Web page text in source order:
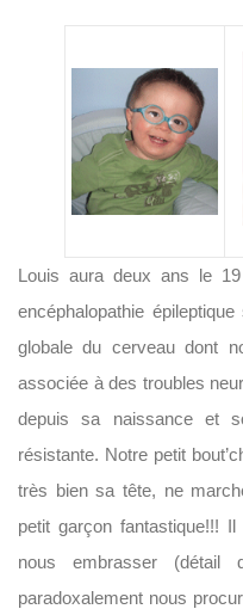
Louis aura deux ans le
encéphalopathie
globale du cerveau dont
associée à des troubles
depuis sa naissance et
résistante. Notre petit
très bien sa tête, ne
petit garçon fantastique!!!
nous embrasser (détail
paradoxalement nous